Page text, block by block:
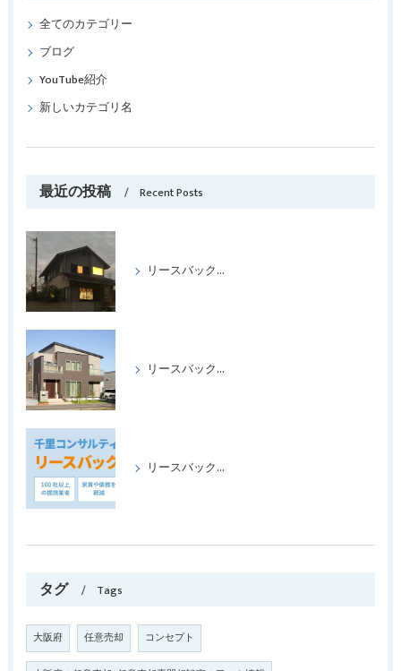
全てのカテゴリー
ブログ
YouTube紹介
新しいカテゴリ名
最近の投稿 Recent Posts
リースバックをして喜ばれたケース パートⅢ
リースバックをして、喜ばれたケース、パートⅡ
リースバックの成功事例パート1
タグ Tags
大阪府 任意売却 コンセプト